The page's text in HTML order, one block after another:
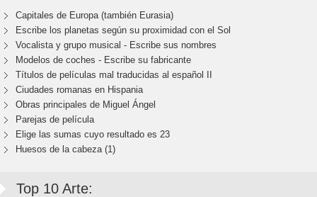
Capitales de Europa (también Eurasia)
Escribe los planetas según su proximidad con el Sol
Vocalista y grupo musical - Escribe sus nombres
Modelos de coches - Escribe su fabricante
Títulos de películas mal traducidas al español II
Ciudades romanas en Hispania
Obras principales de Miguel Ángel
Parejas de película
Elige las sumas cuyo resultado es 23
Huesos de la cabeza (1)
Top 10 Arte: